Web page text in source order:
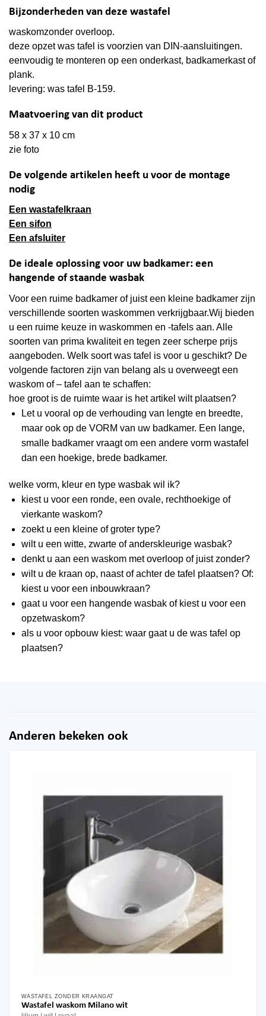
Bijzonderheden van deze wastafel
waskomzonder overloop.
deze opzet was tafel is voorzien van DIN-aansluitingen.
eenvoudig te monteren op een onderkast, badkamerkast of
plank.
levering: was tafel B-159.
Maatvoering van dit product
58 x 37 x 10 cm
zie foto
De volgende artikelen heeft u voor de montage
nodig
Een wastafelkraan
Een sifon
Een afsluiter
De ideale oplossing voor uw badkamer: een
hangende of staande wasbak
Voor een ruime badkamer of juist een kleine badkamer zijn
verschillende soorten waskommen verkrijgbaar.Wij bieden
u een ruime keuze in waskommen en -tafels aan. Alle
soorten van prima kwaliteit en tegen zeer scherpe prijs
aangeboden. Welk soort was tafel is voor u geschikt? De
volgende factoren zijn van belang als u overweegt een
waskom of – tafel aan te schaffen:
hoe groot is de ruimte waar is het artikel wilt plaatsen?
Let u vooral op de verhouding van lengte en breedte,
maar ook op de VORM van uw badkamer. Een lange,
smalle badkamer vraagt om een andere vorm wastafel
dan een hoekige, brede badkamer.
welke vorm, kleur en type wasbak wil ik?
kiest u voor een ronde, een ovale, rechthoekige of
vierkante waskom?
zoekt u een kleine of groter type?
wilt u een witte, zwarte of anderskleurige wasbak?
denkt u aan een waskom met overloop of juist zonder?
wilt u de kraan op, naast of achter de tafel plaatsen? Of:
kiest u voor een inbouwkraan?
gaat u voor een hangende wasbak of kiest u voor een
opzetwaskom?
als u voor opbouw kiest: waar gaat u de was tafel op
plaatsen?
Anderen bekeken ook
WASTAFEL ZONDER KRAANGAT
Wastafel waskom Milano wit